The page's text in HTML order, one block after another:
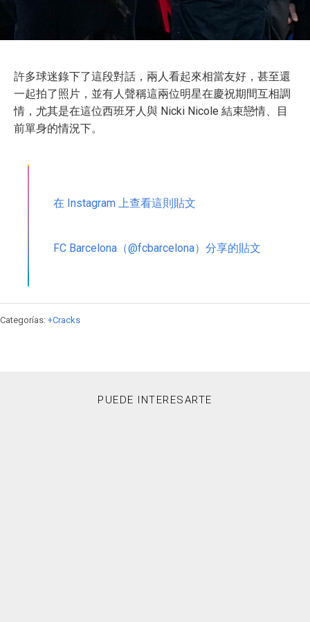
許多球迷錄下了這段對話，兩人看起來相當友好，甚至還
一起拍了照片，並有人聲稱這兩位明星在慶祝期間互相調
情，尤其是在這位西班牙人與 Nicki Nicole 結束戀情、目
前單身的情況下。
在 Instagram 上查看這則貼文
FC Barcelona（@fcbarcelona）分享的貼文
Categorías: +Cracks
PUEDE INTERESARTE